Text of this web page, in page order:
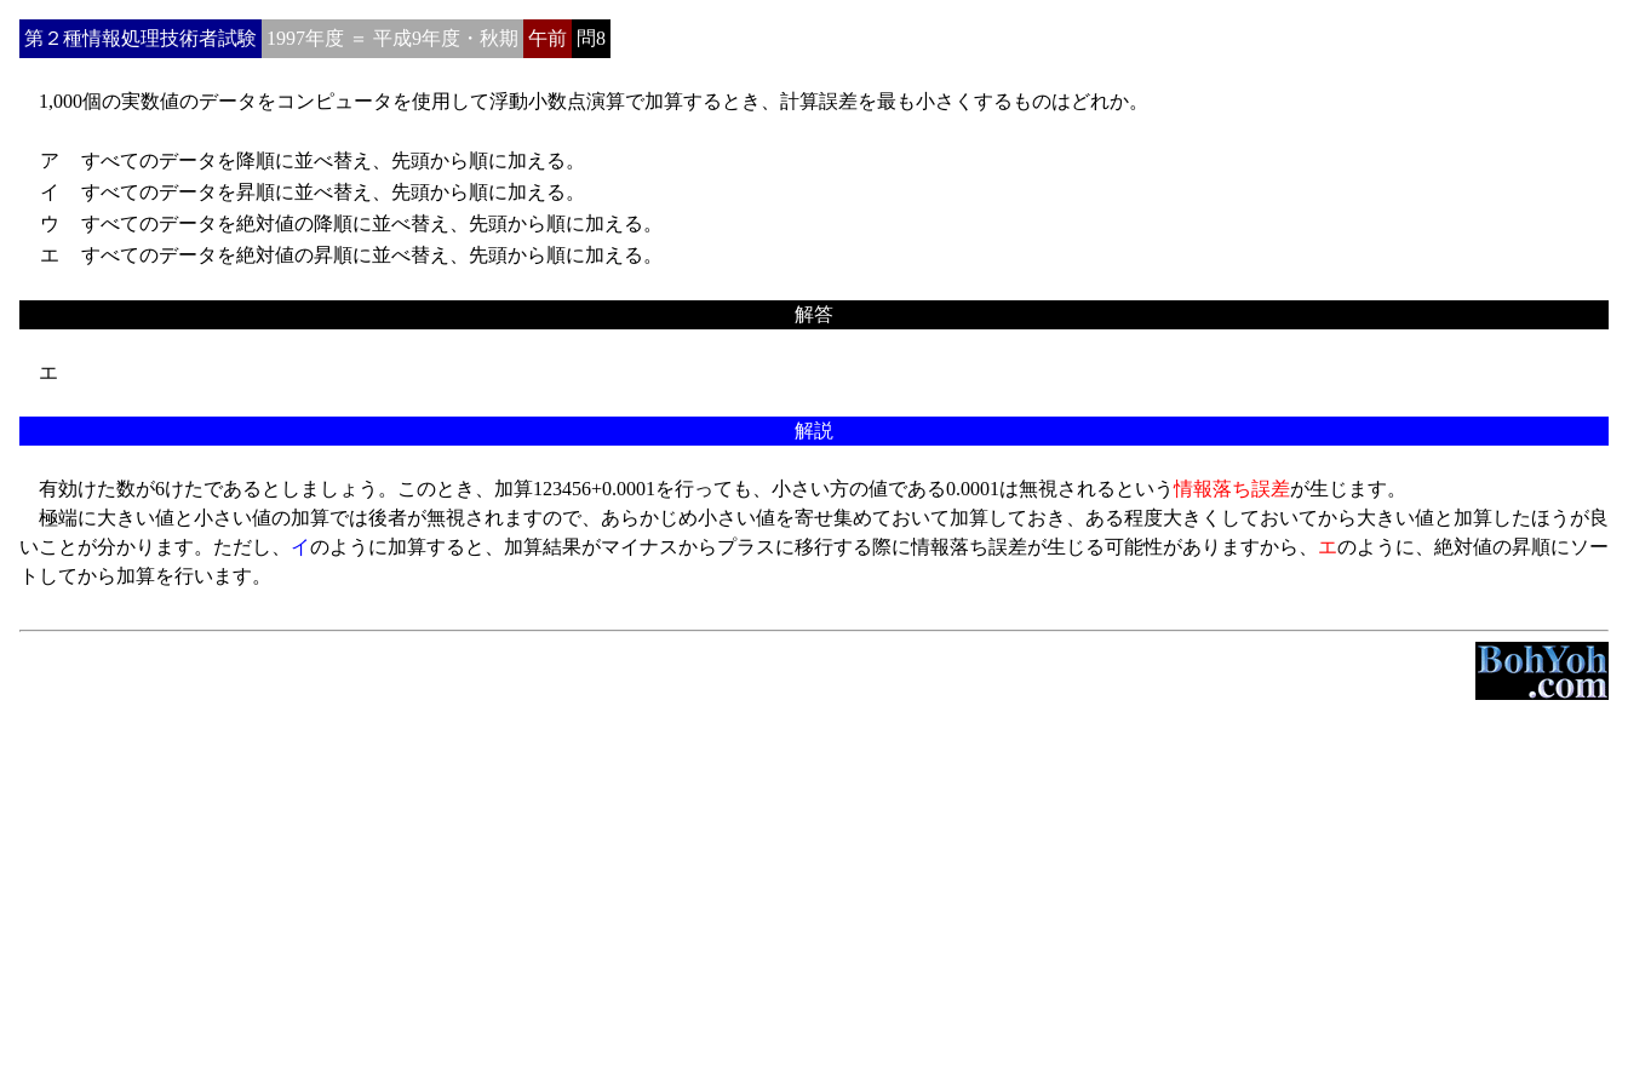
第２種情報処理技術者試験 1997年度 ＝ 平成9年度・秋期 午前 問8
1,000個の実数値のデータをコンピュータを使用して浮動小数点演算で加算するとき、計算誤差を最も小さくするものはどれか。
ア
すべてのデータを降順に並べ替え、先頭から順に加える。
イ
すべてのデータを昇順に並べ替え、先頭から順に加える。
ウ
すべてのデータを絶対値の降順に並べ替え、先頭から順に加える。
エ
すべてのデータを絶対値の昇順に並べ替え、先頭から順に加える。
解答
エ
解説
有効けた数が6けたであるとしましょう。このとき、加算123456+0.0001を行っても、小さい方の値である0.0001は無視されるという情報落ち誤差が生じます。
極端に大きい値と小さい値の加算では後者が無視されますので、あらかじめ小さい値を寄せ集めておいて加算しておき、ある程度大きくしておいてから大きい値と加算したほうが良
いことが分かります。ただし、 イのように加算すると、加算結果がマイナスからプラスに移行する際に情報落ち誤差が生じる可能性がありますから、 エのように、絶対値の昇順にソー
トしてから加算を行います。